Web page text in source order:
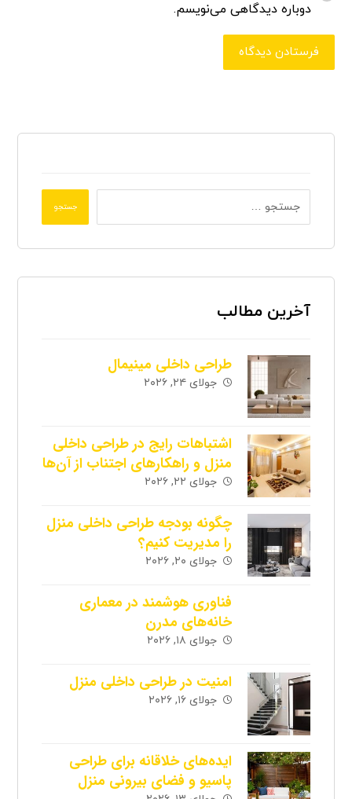
دوباره دیدگاهی می‌نویسم.
فرستادن دیدگاه
جستجو
آخرین مطالب
طراحی داخلی مینیمال
جولای ۲۴, ۲۰۲۶
اشتباهات رایج در طراحی داخلی
منزل و راهکارهای اجتناب از آن‌ها
جولای ۲۲, ۲۰۲۶
چگونه بودجه طراحی داخلی منزل
را مدیریت کنیم؟
جولای ۲۰, ۲۰۲۶
فناوری هوشمند در معماری
خانه‌های مدرن
جولای ۱۸, ۲۰۲۶
امنیت در طراحی داخلی منزل
جولای ۱۶, ۲۰۲۶
ایده‌های خلاقانه برای طراحی
پاسیو و فضای بیرونی منزل